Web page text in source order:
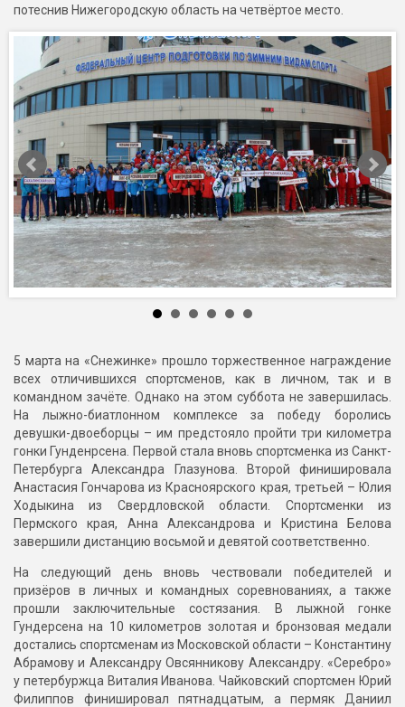
потеснив Нижегородскую область на четвёртое место.
5 марта на «Снежинке» прошло торжественное награждение
всех отличившихся спортсменов, как в личном, так и в
командном зачёте. Однако на этом суббота не завершилась.
На лыжно-биатлонном комплексе за победу боролись
девушки-двоеборцы – им предстояло пройти три километра
гонки Гунденрсена. Первой стала вновь спортсменка из Санкт-
Петербурга Александра Глазунова. Второй финишировала
Анастасия Гончарова из Красноярского края, третьей – Юлия
Ходыкина из Свердловской области. Спортсменки из
Пермского края, Анна Александрова и Кристина Белова
завершили дистанцию восьмой и девятой соответственно.
На следующий день вновь чествовали победителей и
призёров в личных и командных соревнованиях, а также
прошли заключительные состязания. В лыжной гонке
Гундерсена на 10 километров золотая и бронзовая медали
достались спортсменам из Московской области – Константину
Абрамову и Александру Овсянникову Александру. «Серебро»
у петербуржца Виталия Иванова. Чайковский спортсмен Юрий
Филиппов финишировал пятнадцатым, а пермяк Даниил